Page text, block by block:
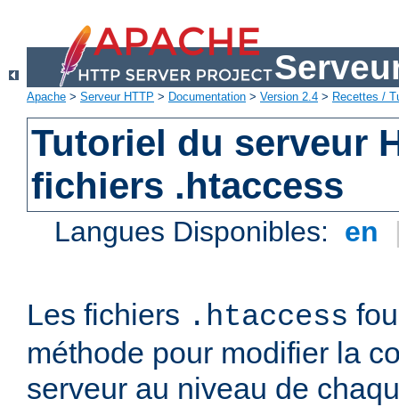
Apache > Serveur HTTP > Documentation > Version 2.4 > Recettes /
Tutoriel du serveur
fichiers .htaccess
Langues Disponibles: en
Les fichiers .htaccess
méthode pour modifier la
serveur au niveau de